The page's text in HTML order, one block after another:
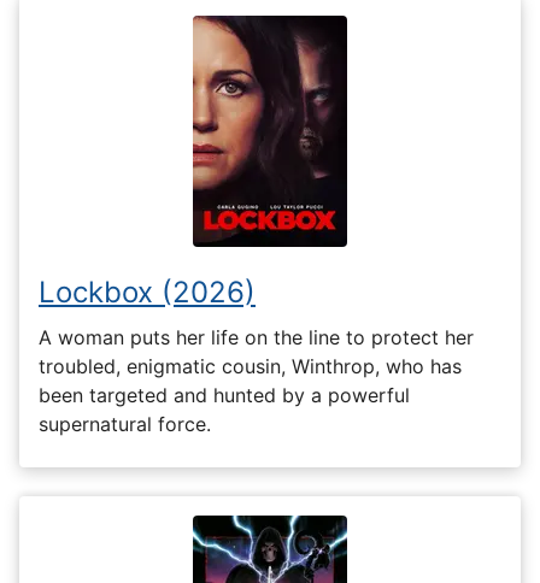
Lockbox (2026)
A woman puts her life on the line to protect her
troubled, enigmatic cousin, Winthrop, who has
been targeted and hunted by a powerful
supernatural force.